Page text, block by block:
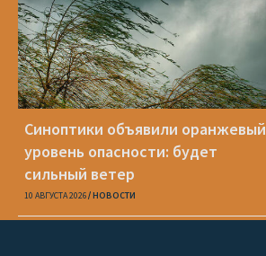
Синоптики объявили оранжевый
уровень опасности: будет
сильный ветер
10 АВГУСТА 2026 НОВОСТИ